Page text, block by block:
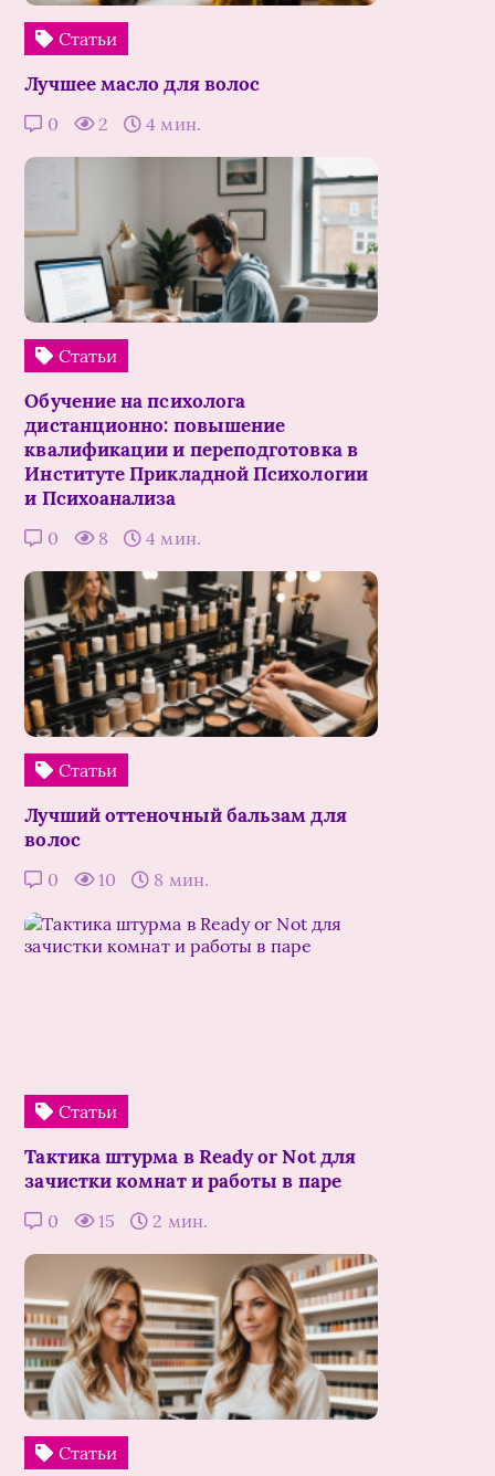
Статьи
Лучшее масло для волос
0 2 4 мин.
Статьи
Обучение на психолога
дистанционно: повышение
квалификации и переподготовка в
Институте Прикладной Психологии
и Психоанализа
0 8 4 мин.
Статьи
Лучший оттеночный бальзам для
волос
0 10 8 мин.
Статьи
Тактика штурма в Ready or Not для
зачистки комнат и работы в паре
0 15 2 мин.
Статьи